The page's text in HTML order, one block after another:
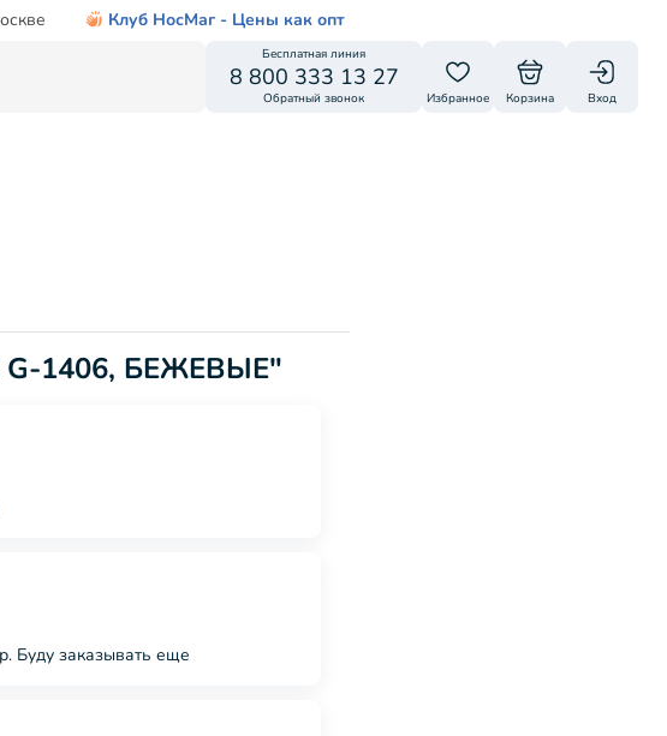
Клуб НосМаг - Цены как опт
Бесплатная линия
8 800 333 13 27
Обратный звонок Избранное Корзина Вход
G-1406, БЕЖЕВЫЕ"
Буду заказывать еще